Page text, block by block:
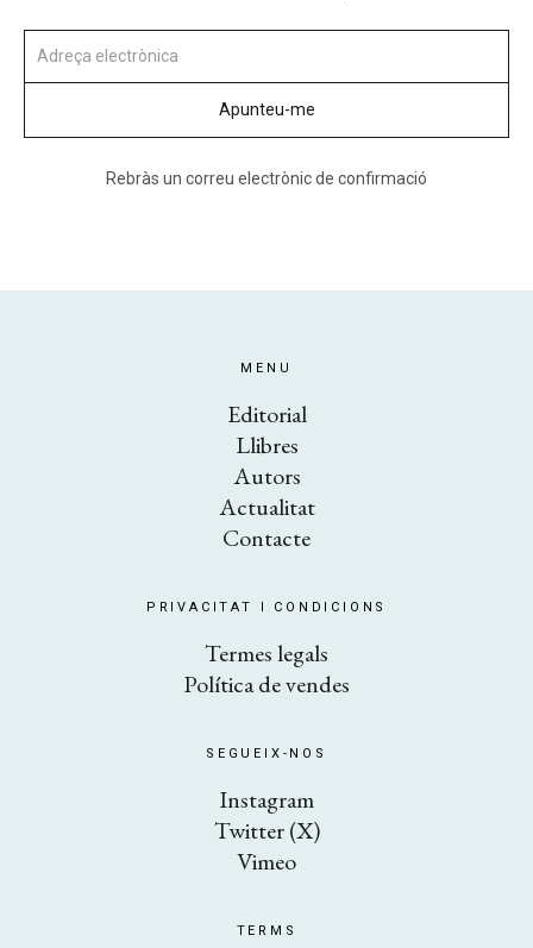
Rebràs un correu electrònic de confirmació
MENU
Editorial
Llibres
Autors
Actualitat
Contacte
PRIVACITAT I CONDICIONS
​Termes legals
Política de vendes
SEGUEIX-NOS
Instagram
Twitter (X)
Vimeo
TERMS